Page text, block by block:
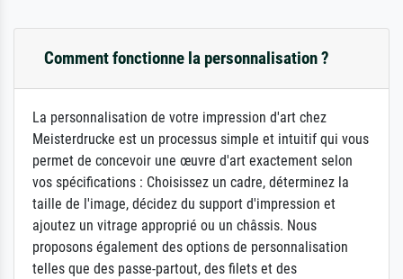
Comment fonctionne la personnalisation ?
La personnalisation de votre impression d'art chez
Meisterdrucke est un processus simple et intuitif qui vous
permet de concevoir une œuvre d'art exactement selon
vos spécifications : Choisissez un cadre, déterminez la
taille de l'image, décidez du support d'impression et
ajoutez un vitrage approprié ou un châssis. Nous
proposons également des options de personnalisation
telles que des passe-partout, des filets et des